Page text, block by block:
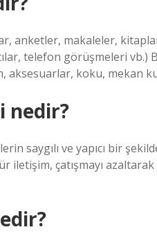
anketler, makaleler,
telefon görüşmeleri vb.)
koku, mekan
nedir?
saygılı ve yapıcı bir
iletişim, çatışmayı